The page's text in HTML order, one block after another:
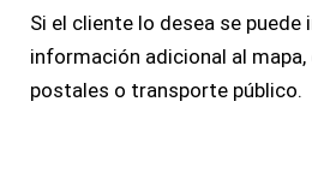
Si el cliente lo desea se puede
información adicional al
postales o transporte público.